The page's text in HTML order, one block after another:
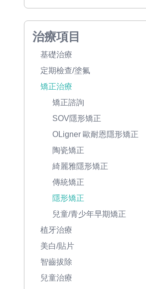
治療項目
基礎治療
定期檢查/塗氟
矯正治療
矯正諮詢
SOV隱形矯正
OLigner 歐耐恩隱形矯正
陶瓷矯正
綺麗雅隱形矯正
傳統矯正
隱形矯正
兒童/青少年早期矯正
植牙治療
美白/貼片
智齒拔除
兒童治療